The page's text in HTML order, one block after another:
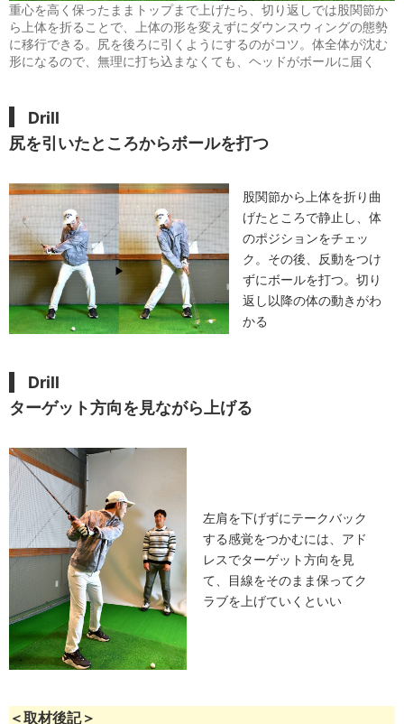
重心を高く保ったままトップまで上げたら、切り返しでは股関節か
ら上体を折ることで、上体の形を変えずにダウンスウィングの態勢
に移行できる。尻を後ろに引くようにするのがコツ。体全体が沈む
形になるので、無理に打ち込まなくても、ヘッドがボールに届く
Drill
尻を引いたところからボールを打つ
股関節から上体を折り曲
げたところで静止し、体
のポジションをチェッ
ク。その後、反動をつけ
ずにボールを打つ。切り
返し以降の体の動きがわ
かる
Drill
ターゲット方向を見ながら上げる
左肩を下げずにテークバック
する感覚をつかむには、アド
レスでターゲット方向を見
て、目線をそのまま保ってク
ラブを上げていくといい
＜取材後記＞